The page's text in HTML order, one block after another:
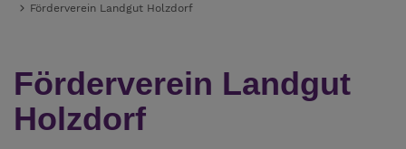
Förderverein Landgut Holzdorf
Förderverein Landgut
Holzdorf